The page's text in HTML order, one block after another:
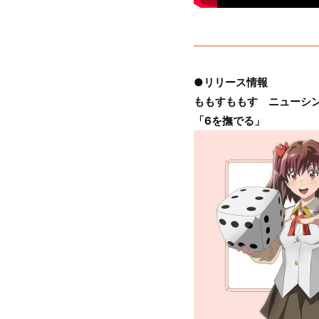
●リリース情報
ももすももす ニューシ
「6を撫でる」